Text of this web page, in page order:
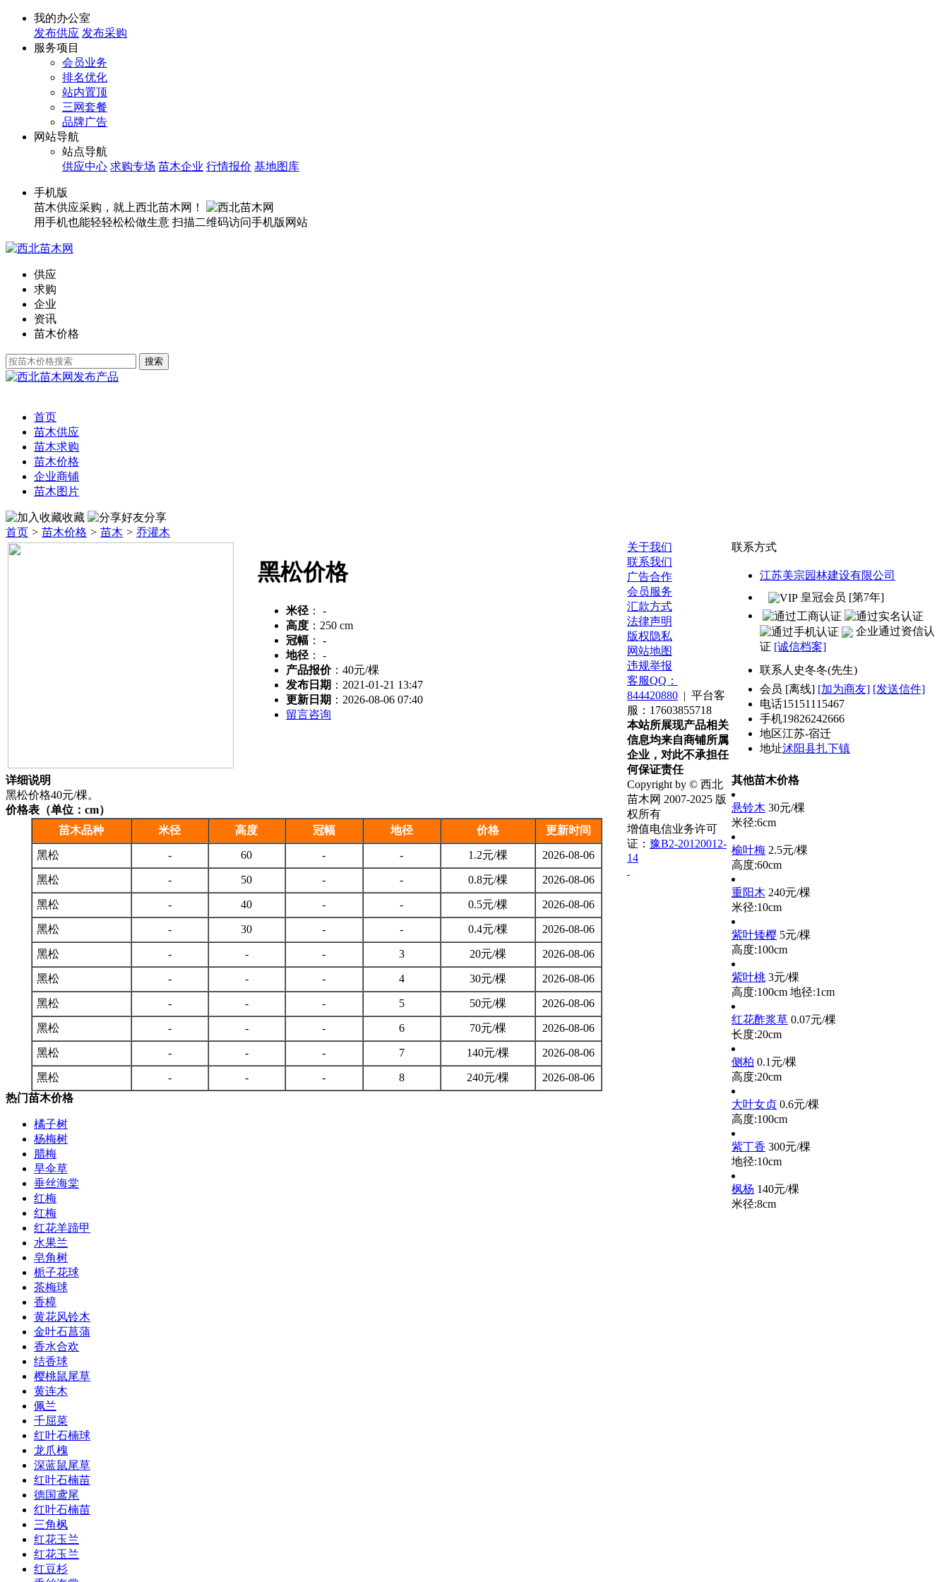
我的办公室
发布供应 发布采购
服务项目
会员业务
排名优化
站内置顶
三网套餐
品牌广告
网站导航
站点导航
供应中心 求购专场 苗木企业 行情报价 基地图库
手机版
苗木供应采购，就上西北苗木网！
用手机也能轻轻松松做生意 扫描二维码访问手机版网站
供应
求购
企业
资讯
苗木价格
发布产品
首页
苗木供应
苗木求购
苗木价格
企业商铺
苗木图片
收藏
分享
首页 > 苗木价格 > 苗木 > 乔灌木
黑松价格
米径 ：
-
高度 ： 250 cm
冠幅 ：
-
地径 ：
-
产品报价： 40元/棵
发布日期 ：2021-01-21 13:47
更新日期 ：2026-08-06 07:40
留言咨询
联系方式
江苏美宗园林建设有限公司
皇冠会员 [第7年]
企业通过资信认
证 [诚信档案]
联系人 史冬冬(先生)
会员 [离线] [加为商友] [发送信件]
电话15151115467
手机19826242666
地区江苏-宿迁
地址沭阳县扎下镇
详细说明
黑松价格40元/棵。
价格表（单位：cm）
苗木品种
米径 高度 冠幅 地径 价格 更新时间
黑松 - 60 - - 1.2元/棵 2026-08-06
黑松 - 50 - - 0.8元/棵 2026-08-06
黑松 - 40 - - 0.5元/棵 2026-08-06
黑松 - 30 - - 0.4元/棵 2026-08-06
黑松 - - - 3 20元/棵 2026-08-06
黑松 - - - 4 30元/棵 2026-08-06
黑松 - - - 5 50元/棵 2026-08-06
黑松 - - - 6 70元/棵 2026-08-06
黑松 - - - 7 140元/棵 2026-08-06
黑松 - - - 8 240元/棵
2026-08-06
热门苗木价格
橘子树
杨梅树
腊梅
旱伞草
垂丝海棠
红梅
红梅
红花羊蹄甲
水果兰
皂角树
栀子花球
茶梅球
香樟
黄花风铃木
金叶石菖蒲
香水合欢
结香球
樱桃鼠尾草
黄连木
佩兰
千屈菜
红叶石楠球
龙爪槐
深蓝鼠尾草
红叶石楠苗
德国鸢尾
红叶石楠苗
三角枫
红花玉兰
红花玉兰
红豆杉
其他苗木价格
悬铃木 30元/棵
米径:6cm
榆叶梅 2.5元/棵
高度:60cm
重阳木 240元/棵
米径:10cm
紫叶矮樱 5元/棵
高度:100cm
紫叶桃 3元/棵
高度:100cm 地径:1cm
红花酢浆草 0.07元/棵
长度:20cm
侧柏 0.1元/棵
高度:20cm
大叶女贞 0.6元/棵
高度:100cm
紫丁香 300元/棵
地径:10cm
枫杨 140元/棵
米径:8cm
关于我们
联系我们
广告合作
会员服务
汇款方式
法律声明
版权隐私
网站地图
违规举报
客服QQ：
844420880 | 平台客
服：17603855718
本站所展现产品相关
信息均来自商铺所属
企业，对此不承担任
何保证责任
Copyright by © 西北
苗木网 2007-2025 版
权所有
增值电信业务许可
证： 豫B2-20120012-
14